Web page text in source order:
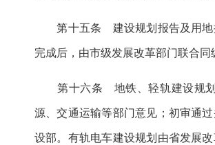
第十五条 建设规划报告及用地控
完成后，由市级发展改革部门联合
第十六条 地铁、轻轨建设规划
源、交通运输等部门意见；初审通
设部。有轨电车建设规划由省发展